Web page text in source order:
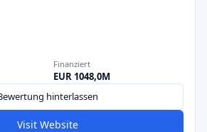
Finanziert
EUR 1048,0M
hinterlassen
Visit Website